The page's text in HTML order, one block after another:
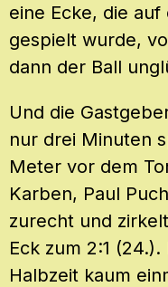
eine Ecke, die
gespielt wurde,
dann der Ball
Und die
nur drei Minuten
Meter vor dem
Karben, Paul
zurecht und
Eck zum 2:1
Halbzeit kaum